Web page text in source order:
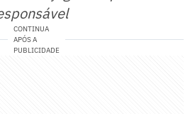
CONTINUA
APÓS A
PUBLICIDADE